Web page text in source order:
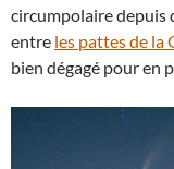
circumpolaire depuis
entre les pattes de la
bien dégagé pour en